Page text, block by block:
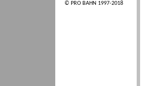
© PRO BAHN 1997-2018